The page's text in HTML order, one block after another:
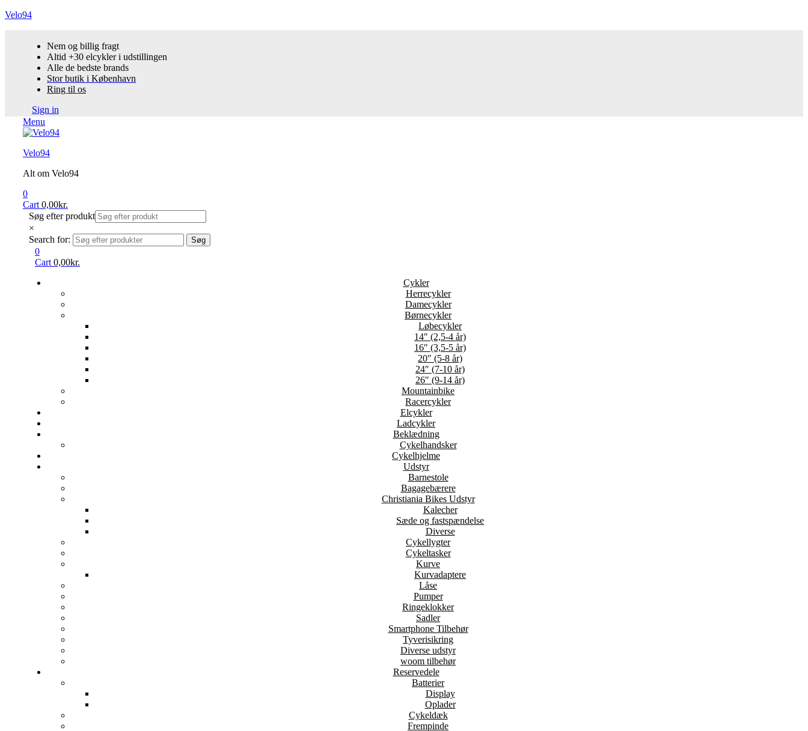
Velo94
Nem og billig fragt
Altid +30 elcykler i udstillingen
Alle de bedste brands
Stor butik i København
Ring til os
Sign in
Menu
Velo94
Alt om Velo94
0
Cart 0,00kr.
Søg efter produkt
×
Search for:
Søg
0
Cart 0,00kr.
Cykler
Herrecykler
Damecykler
Børnecykler
Løbecykler
14″ (2,5-4 år)
16″ (3,5-5 år)
20″ (5-8 år)
24″ (7-10 år)
26″ (9-14 år)
Mountainbike
Racercykler
Elcykler
Ladcykler
Beklædning
Cykelhandsker
Cykelhjelme
Udstyr
Barnestole
Bagagebærere
Christiania Bikes Udstyr
Kalecher
Sæde og fastspændelse
Diverse
Cykellygter
Cykeltasker
Kurve
Kurvadaptere
Låse
Pumper
Ringeklokker
Sadler
Smartphone Tilbehør
Tyverisikring
Diverse udstyr
woom tilbehør
Reservedele
Batterier
Display
Oplader
Cykeldæk
Frempinde